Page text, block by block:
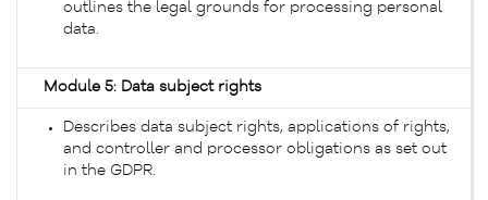
outlines the legal grounds for processing personal
data.
Module 5: Data subject rights
Describes data subject rights, applications of rights,
and controller and processor obligations as set out
in the GDPR.